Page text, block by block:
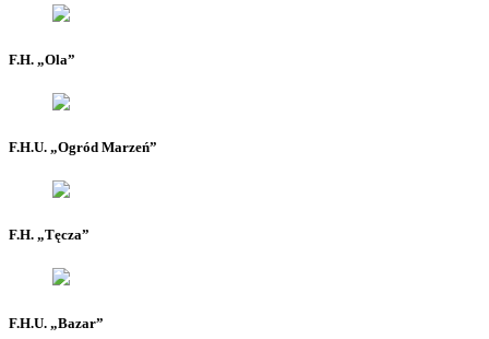
F.H. „Ola”
F.H.U. „Ogród Marzeń”
F.H. „Tęcza”
F.H.U. „Bazar”